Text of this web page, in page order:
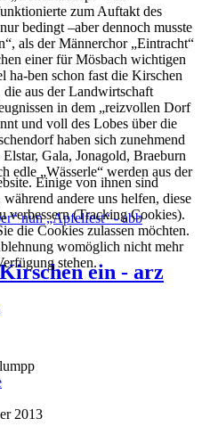
zum Auftakt des
bedingt –aber dennoch musste
als der Männerchor „Eintracht“
einer für Mösbach wichtigen
ha-ben schon fast die Kirschen
aus der Landwirtschaft
in dem „reizvollen Dorf
und voll des Lobes über die
haben sich zunehmend
Gala, Jonagold, Braeburn
edle „Wässerle“ werden aus der
nun „Apfelfest“ - abb
ein - arz
2013
Einige von ihnen sind
andere uns helfen, diese
verbessern (Tracking Cookies).
die Cookies zulassen möchten.
womöglich nicht mehr
stehen.